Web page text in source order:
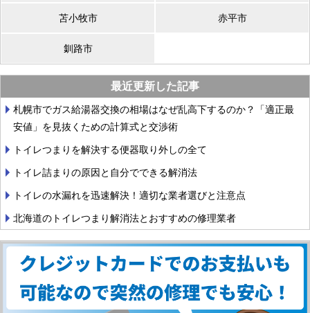
苫小牧市 赤平市
釧路市
最近更新した記事
札幌市でガス給湯器交換の相場はなぜ乱高下するのか？「適正最
安値」を見抜くための計算式と交渉術
トイレつまりを解決する便器取り外しの全て
トイレ詰まりの原因と自分でできる解消法
トイレの水漏れを迅速解決！適切な業者選びと注意点
北海道のトイレつまり解消法とおすすめの修理業者